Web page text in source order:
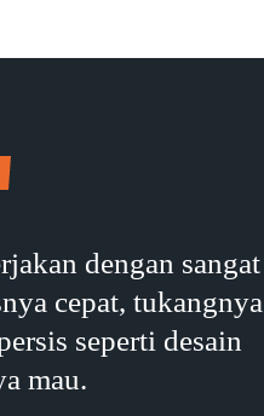
dengan sangat
cepat, tukangnya
seperti desain
mau.